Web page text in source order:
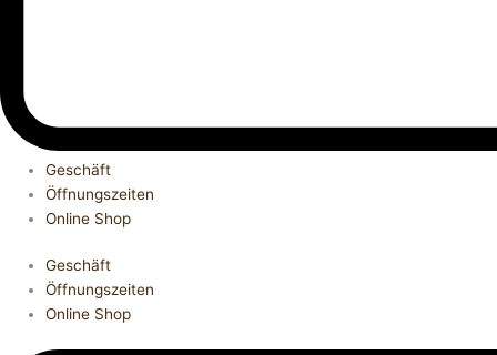
Geschäft
Öffnungszeiten
Online Shop
Geschäft
Öffnungszeiten
Online Shop